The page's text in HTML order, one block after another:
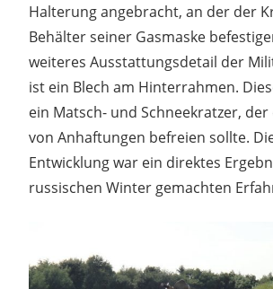
Halterung angebracht, an der der
Behälter seiner Gasmaske
weiteres Ausstattungsdetail der
ist ein Blech am Hinterrahmen.
ein Matsch- und Schneekratzer, der
von Anhaftungen befreien sollte.
Entwicklung war ein direktes
russischen Winter gemachten